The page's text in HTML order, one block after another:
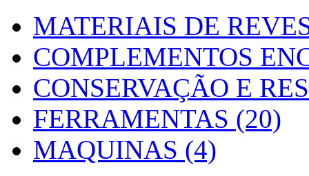
MATERIAIS DE
COMPLEMENTOS
CONSERVAÇÃO E
FERRAMENTAS (20)
MAQUINAS (4)